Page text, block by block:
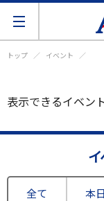
トップ イベント
表示できるイベン
全て 本日